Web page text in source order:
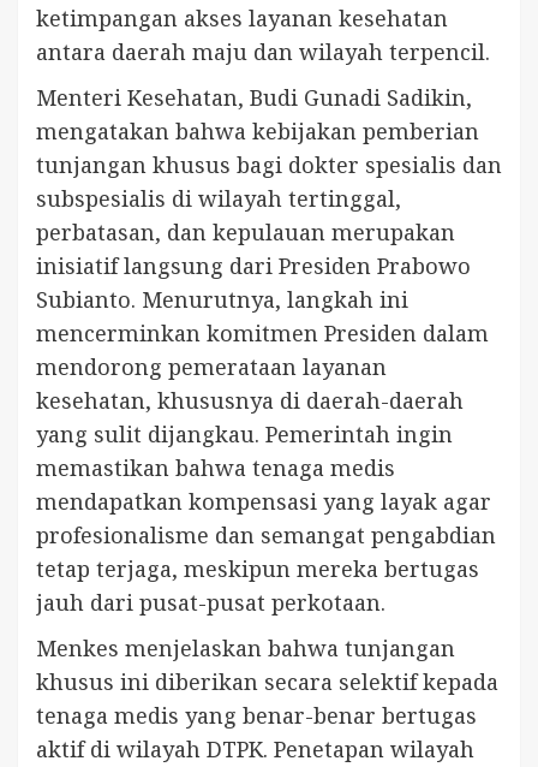
ketimpangan akses layanan kesehatan
antara daerah maju dan wilayah terpencil.
Menteri Kesehatan, Budi Gunadi Sadikin,
mengatakan bahwa kebijakan pemberian
tunjangan khusus bagi dokter spesialis dan
subspesialis di wilayah tertinggal,
perbatasan, dan kepulauan merupakan
inisiatif langsung dari Presiden Prabowo
Subianto. Menurutnya, langkah ini
mencerminkan komitmen Presiden dalam
mendorong pemerataan layanan
kesehatan, khususnya di daerah-daerah
yang sulit dijangkau. Pemerintah ingin
memastikan bahwa tenaga medis
mendapatkan kompensasi yang layak agar
profesionalisme dan semangat pengabdian
tetap terjaga, meskipun mereka bertugas
jauh dari pusat-pusat perkotaan.
Menkes menjelaskan bahwa tunjangan
khusus ini diberikan secara selektif kepada
tenaga medis yang benar-benar bertugas
aktif di wilayah DTPK. Penetapan wilayah